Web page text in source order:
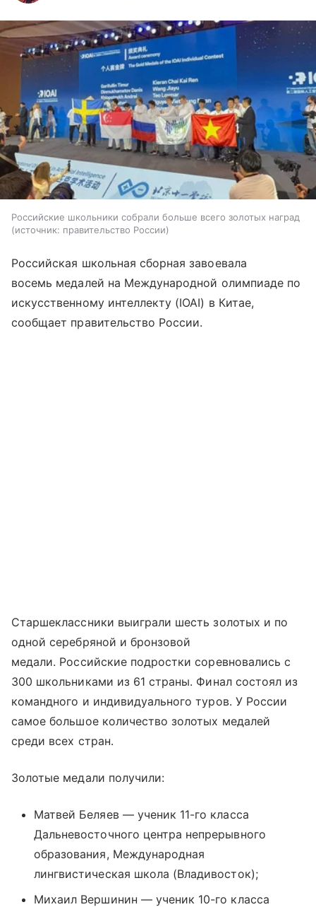
Российские школьники собрали больше всего золотых наград
источник: правительство России
Российская школьная сборная завоевала
восемь медалей на Международной олимпиаде по
искусственному интеллекту (IOAI) в Китае,
сообщает правительство России.
Старшеклассники выиграли шесть золотых и по
одной серебряной и бронзовой
медали. Российские подростки соревновались с
300 школьниками из 61 страны. Финал состоял из
командного и индивидуального туров. У России
самое большое количество золотых медалей
среди всех стран.
Золотые медали получили:
Матвей Беляев — ученик 11-го класса
Дальневосточного центра непрерывного
образования, Международная
лингвистическая школа (Владивосток);
Михаил Вершинин — ученик 10-го класса